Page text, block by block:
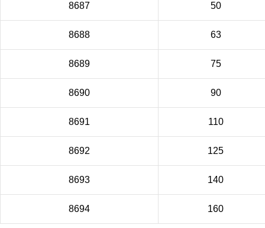
8687 50
8688 63
8689 75
8690 90
8691 110
8692 125
8693 140
8694 160